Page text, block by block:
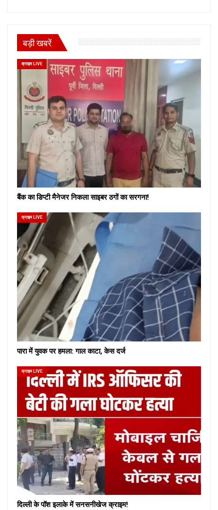
बड़ी खबरें
क्राइम LIVE
बैंक का डिप्टी मैनेजर निकला साइबर ठगों का सरगना!
क्राइम LIVE
पारा में युवक पर हमला: गाल काटा, केस दर्ज
क्राइम LIVE
दिल्ली के पॉश इलाके में सनसनीखेज क्राइम!